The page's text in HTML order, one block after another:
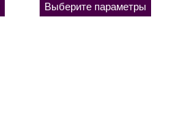
Выберите параметры